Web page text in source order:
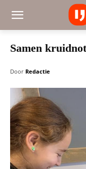
Samen
Door Redactie